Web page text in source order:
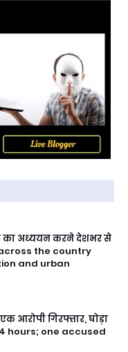
का अध्ययन करने देशभर से
the country
and urban
आरोपी गिरफ्तार, घोड़ा
hours; one accused